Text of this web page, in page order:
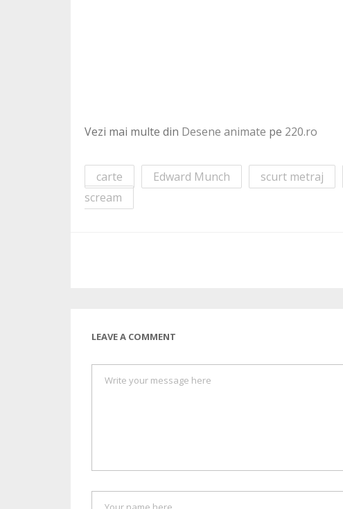
Vezi mai multe din Desene animate pe 220.ro
carte Edward Munch scurt metraj
scream
LEAVE A COMMENT